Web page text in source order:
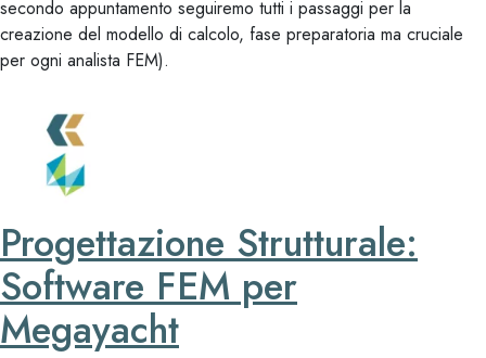
secondo appuntamento seguiremo tutti i passaggi per la
creazione del modello di calcolo, fase preparatoria ma cruciale
per ogni analista FEM).
Progettazione Strutturale:
Software FEM per
Megayacht